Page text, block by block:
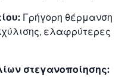
Γρήγορη θέρμανση
ελαφρύτερες
στεγανοποίησης: